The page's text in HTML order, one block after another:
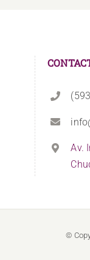
Av.
©